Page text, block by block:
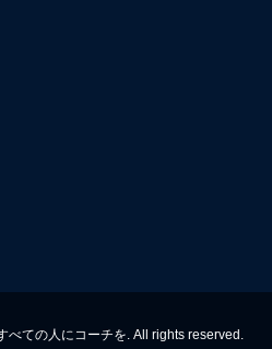
ての人にコーチを. All rights reserved.